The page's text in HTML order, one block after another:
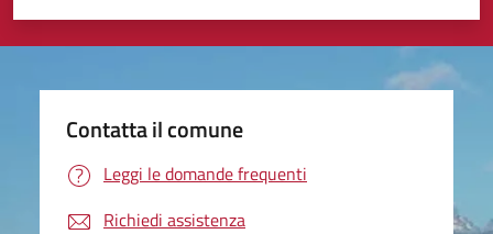
Valuta 5 stelle su 5
Valuta 4 stelle su 5
Valuta 3 stelle su 5
Valuta 2 stelle su 5
Valuta 1 stelle su 5
Contatta il comune
Leggi le domande frequenti
Richiedi assistenza